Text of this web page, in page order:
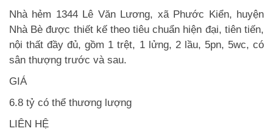
Nhà hẻm 1344 Lê Văn Lương, xã Phước Kiển, huyện
Nhà Bè được thiết kế theo tiêu chuẩn hiện đại, tiên tiến,
nội thất đầy đủ, gồm 1 trệt, 1 lửng, 2 lầu, 5pn, 5wc, có
sân thượng trước và sau.
GIÁ
6.8 tỷ có thể thương lượng
LIÊN HỆ